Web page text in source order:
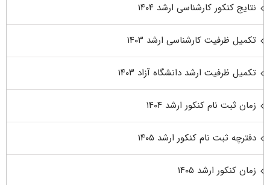
نتایج کنکور کارشناسی ارشد ۱۴۰۴
تکمیل ظرفیت کارشناسی ارشد ۱۴۰۳
تکمیل ظرفیت ارشد دانشگاه آزاد ۱۴۰۳
زمان ثبت نام کنکور ارشد ۱۴۰۴
دفترچه ثبت نام کنکور ارشد ۱۴۰۵
زمان کنکور ارشد ۱۴۰۵